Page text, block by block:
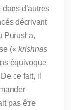
d’autres
décrivant
Purusha,
(« krishnas
équivoque
ce fait, il
pas être